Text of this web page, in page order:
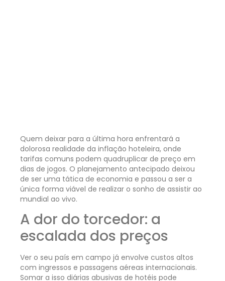
Quem deixar para a última hora enfrentará a
dolorosa realidade da inflação hoteleira, onde
tarifas comuns podem quadruplicar de preço em
dias de jogos. O planejamento antecipado deixou
de ser uma tática de economia e passou a ser a
única forma viável de realizar o sonho de assistir ao
mundial ao vivo.
A dor do torcedor: a
escalada dos preços
Ver o seu país em campo já envolve custos altos
com ingressos e passagens aéreas internacionais.
Somar a isso diárias abusivas de hotéis pode